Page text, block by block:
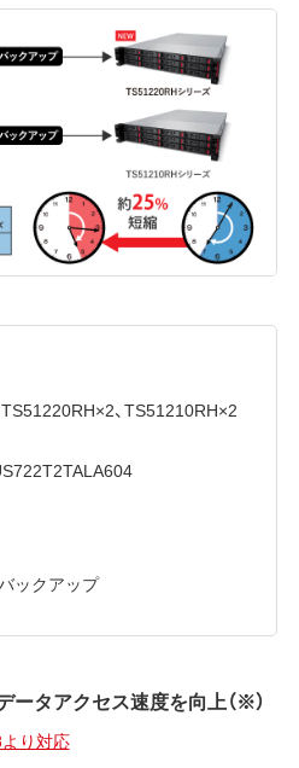
、TS51210RH×2
ックアップ
ータアクセス速度を向上（※）
り対応